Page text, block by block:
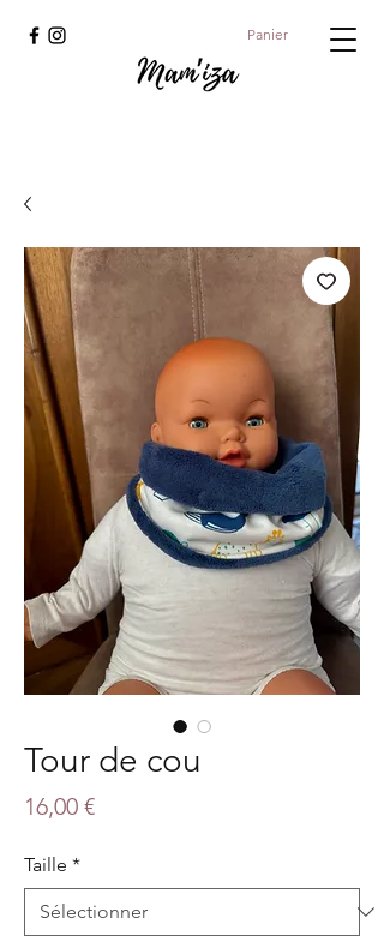
Panier
Tour de cou
16,00 €Prix
Taille *